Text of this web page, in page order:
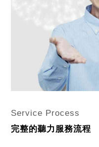
Service Process
完整的聽力服務流程